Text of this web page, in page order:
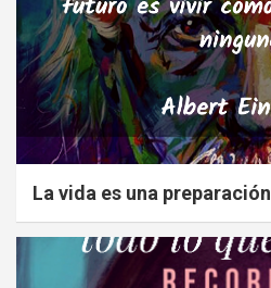
La vida es una preparación